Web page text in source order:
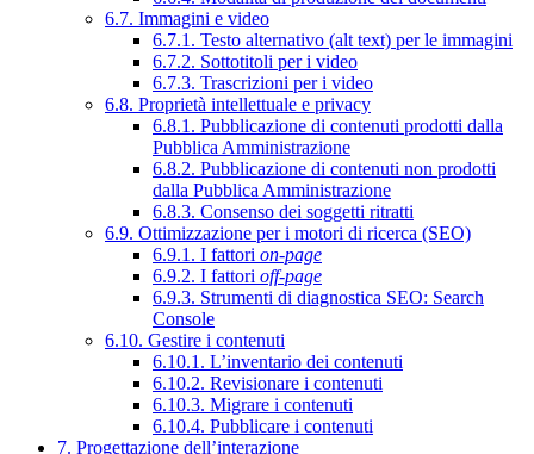
6.7. Immagini e video
6.7.1. Testo alternativo (alt text) per le immagini
6.7.2. Sottotitoli per i video
6.7.3. Trascrizioni per i video
6.8. Proprietà intellettuale e privacy
6.8.1. Pubblicazione di contenuti prodotti dalla
Pubblica Amministrazione
6.8.2. Pubblicazione di contenuti non prodotti
dalla Pubblica Amministrazione
6.8.3. Consenso dei soggetti ritratti
6.9. Ottimizzazione per i motori di ricerca (SEO)
6.9.1. I fattori on-page
6.9.2. I fattori off-page
6.9.3. Strumenti di diagnostica SEO: Search
Console
6.10. Gestire i contenuti
6.10.1. L’inventario dei contenuti
6.10.2. Revisionare i contenuti
6.10.3. Migrare i contenuti
6.10.4. Pubblicare i contenuti
7. Progettazione dell’interazione